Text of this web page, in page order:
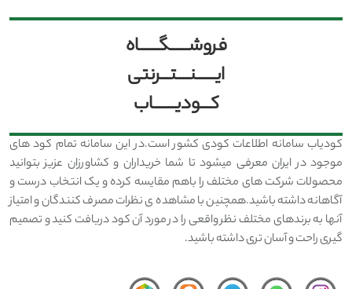
فروشــــــگــــــاه
ایــــــنــــتـــرنتی
کـــودیـــــــاب
کودیاب سامانه اطلاعات کودی کشور است.در این سامانه تمام کود های
موجود در ایران معرفی میشود تا شما خریداران و کشاورزان عزیز بتوانید
محصولات شرکت های مختلف را باهم مقایسه کرده و یک انتخاب درست و
آگاهانه داشته باشید.همچنین با مشاهده ی نظرات مصرف کنندگان و امتیاز
آنها به برندهای مختلف نظر واقعی را در مورد آن کود دریافت کنید و تصمیم
گیری راحت و آسان تری داشته باشید.